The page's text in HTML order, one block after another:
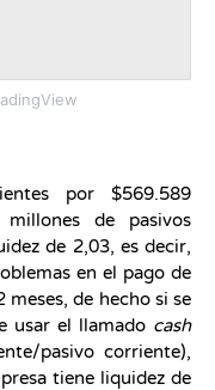
por $569.589
de pasivos
de 2,03, es decir,
en el pago de
de hecho si se
usar el llamado cash
pasivo corriente),
tiene liquidez de